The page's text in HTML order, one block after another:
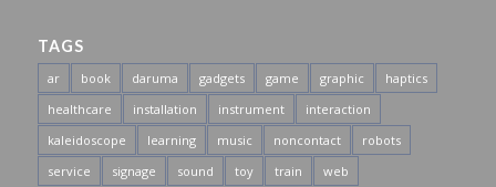
TAGS
ar book daruma gadgets game graphic
haptics
healthcare
installation instrument
interaction
kaleidoscope
learning music noncontact
robots
service
signage sound toy train
web